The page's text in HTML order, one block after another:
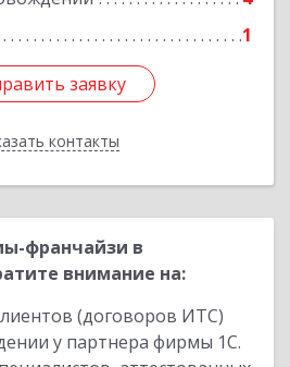
1
заявку
контакты
заявку
Назад
франчайзи в
внимание на:
(договоров ИТС)
у партнера фирмы 1С.